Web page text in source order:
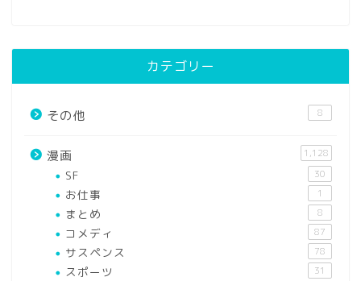
カテゴリー
その他 8
漫画 1,128
SF 30
お仕事 1
まとめ 8
コメディ 87
サスペンス 78
スポーツ 31